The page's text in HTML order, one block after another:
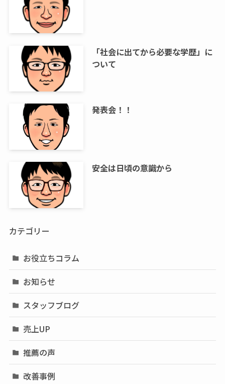
「社会に出てから必要な学歴」に
ついて
発表会！！
安全は日頃の意識から
カテゴリー
お役立ちコラム
お知らせ
スタッフブログ
売上UP
推薦の声
改善事例